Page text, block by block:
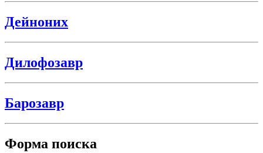
Дейноних
Дилофозавр
Барозавр
Форма поиска